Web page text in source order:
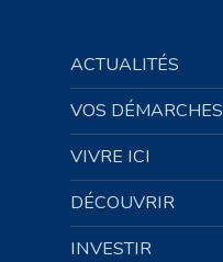
ACTUALITÉS
VOS DÉMARCHES
VIVRE ICI
DÉCOUVRIR
INVESTIR